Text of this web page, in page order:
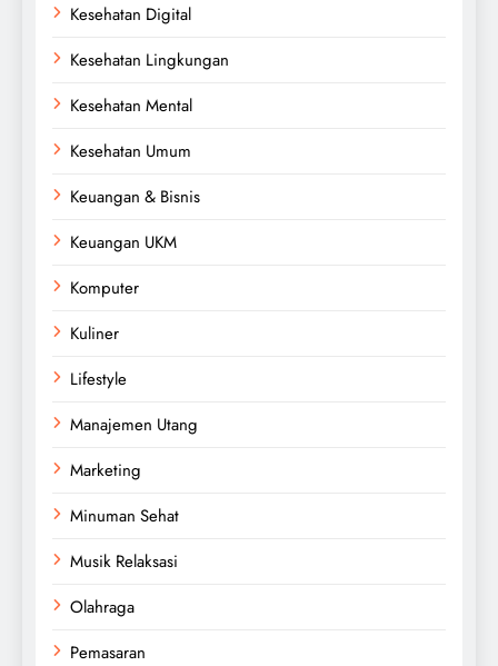
Kesehatan Digital
Kesehatan Lingkungan
Kesehatan Mental
Kesehatan Umum
Keuangan & Bisnis
Keuangan UKM
Komputer
Kuliner
Lifestyle
Manajemen Utang
Marketing
Minuman Sehat
Musik Relaksasi
Olahraga
Pemasaran